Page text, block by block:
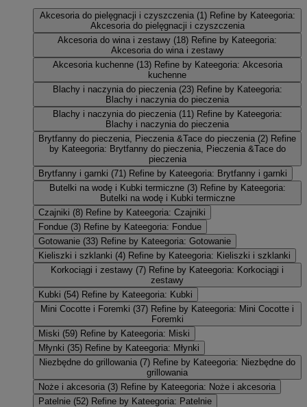
Akcesoria do pielęgnacji i czyszczenia (1) Refine by Kateegoria:
Akcesoria do pielęgnacji i czyszczenia
Akcesoria do wina i zestawy (18) Refine by Kateegoria:
Akcesoria do wina i zestawy
Akcesoria kuchenne (13) Refine by Kateegoria: Akcesoria
kuchenne
Blachy i naczynia do pieczenia (23) Refine by Kateegoria:
Blachy i naczynia do pieczenia
Blachy i naczynia do pieczenia (11) Refine by Kateegoria:
Blachy i naczynia do pieczenia
Brytfanny do pieczenia, Pieczenia &Tace do pieczenia (2) Refine
by Kateegoria: Brytfanny do pieczenia, Pieczenia &Tace do
pieczenia
Brytfanny i garnki (71) Refine by Kateegoria: Brytfanny i garnki
Butelki na wodę i Kubki termiczne (3) Refine by Kateegoria:
Butelki na wodę i Kubki termiczne
Czajniki (8) Refine by Kateegoria: Czajniki
Fondue (3) Refine by Kateegoria: Fondue
Gotowanie (33) Refine by Kateegoria: Gotowanie
Kieliszki i szklanki (4) Refine by Kateegoria: Kieliszki i szklanki
Korkociągi i zestawy (7) Refine by Kateegoria: Korkociągi i
zestawy
Kubki (54) Refine by Kateegoria: Kubki
Mini Cocotte i Foremki (37) Refine by Kateegoria: Mini Cocotte i
Foremki
Miski (59) Refine by Kateegoria: Miski
Młynki (35) Refine by Kateegoria: Młynki
Niezbędne do grillowania (7) Refine by Kateegoria: Niezbędne do
grillowania
Noże i akcesoria (3) Refine by Kateegoria: Noże i akcesoria
Patelnie (52) Refine by Kateegoria: Patelnie